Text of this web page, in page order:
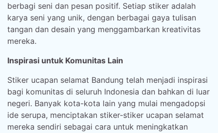
berbagi seni dan pesan positif. Setiap stiker adalah
karya seni yang unik, dengan berbagai gaya tulisan
tangan dan desain yang menggambarkan kreativitas
mereka.
Inspirasi untuk Komunitas Lain
Stiker ucapan selamat Bandung telah menjadi inspirasi
bagi komunitas di seluruh Indonesia dan bahkan di luar
negeri. Banyak kota-kota lain yang mulai mengadopsi
ide serupa, menciptakan stiker-stiker ucapan selamat
mereka sendiri sebagai cara untuk meningkatkan